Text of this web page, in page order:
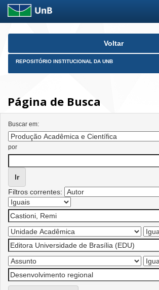
Skip
Voltar
REPOSITÓRIO INSTITUCIONAL DA UNB
Página de Busca
Buscar em:
por
Filtros correntes: